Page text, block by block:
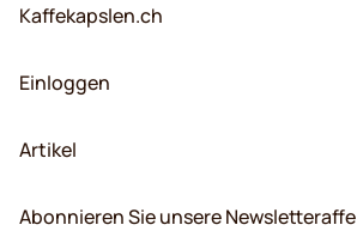
Kaffekapslen.ch
Einloggen
Artikel
Abonnieren Sie unsere Newsletteraffe